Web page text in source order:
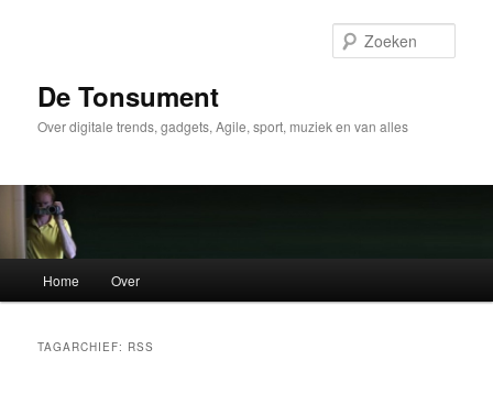
inhoud
inhoudDe Tonsument
Over digitale trends, gadgets, Agile, sport, muziek en van alles
Home Over
TAGARCHIEF: RSS